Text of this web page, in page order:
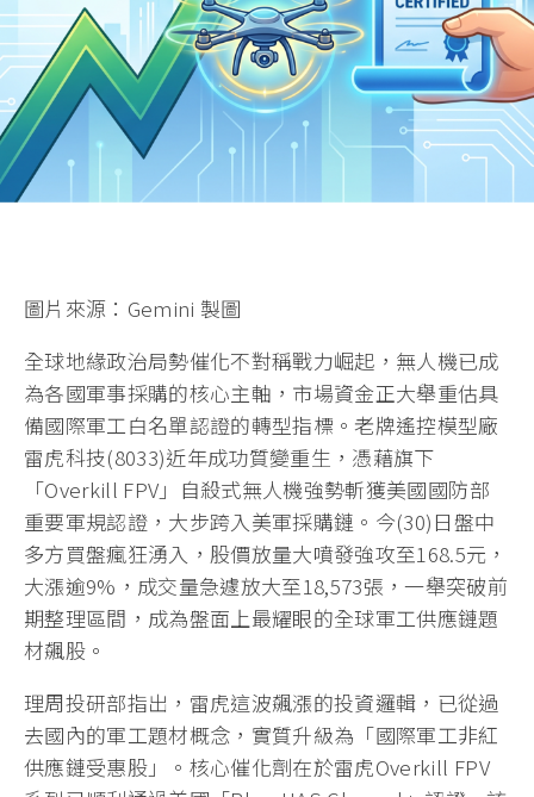
圖片來源：Gemini 製圖
全球地緣政治局勢催化不對稱戰力崛起，無人機已成
為各國軍事採購的核心主軸，市場資金正大舉重估具
備國際軍工白名單認證的轉型指標。老牌遙控模型廠
雷虎科技(8033)近年成功質變重生，憑藉旗下
「Overkill FPV」自殺式無人機強勢斬獲美國國防部
重要軍規認證，大步跨入美軍採購鏈。今(30)日盤中
多方買盤瘋狂湧入，股價放量大噴發強攻至168.5元，
大漲逾9%，成交量急遽放大至18,573張，一舉突破前
期整理區間，成為盤面上最耀眼的全球軍工供應鏈題
材飆股。
理周投研部指出，雷虎這波飆漲的投資邏輯，已從過
去國內的軍工題材概念，實質升級為「國際軍工非紅
供應鏈受惠股」。核心催化劑在於雷虎Overkill FPV